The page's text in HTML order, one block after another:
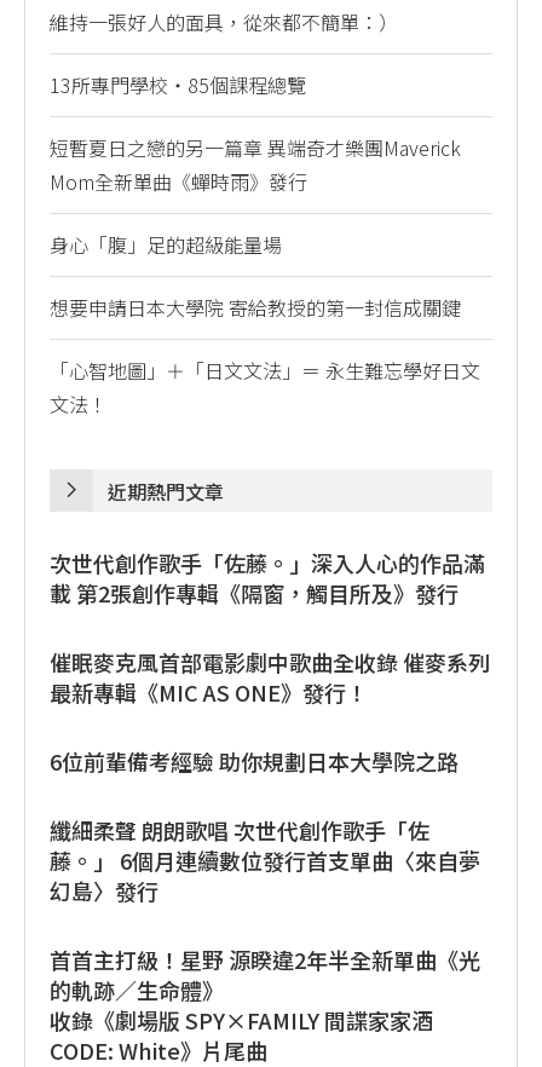
維持一張好人的面具，從來都不簡單：）
13所專門學校・85個課程總覽
短暫夏日之戀的另一篇章 異端奇才樂團Maverick
Mom全新單曲《蟬時雨》發行
身心「腹」足的超級能量場
想要申請日本大學院 寄給教授的第一封信成關鍵
「心智地圖」＋「日文文法」＝ 永生難忘學好日文
文法！
近期熱門文章
次世代創作歌手「佐藤。」深入人心的作品滿
載 第2張創作專輯《隔窗，觸目所及》發行
催眠麥克風首部電影劇中歌曲全收錄 催麥系列
最新專輯《MIC AS ONE》發行！
6位前輩備考經驗 助你規劃日本大學院之路
纖細柔聲 朗朗歌唱 次世代創作歌手「佐
藤。」 6個月連續數位發行首支單曲〈來自夢
幻島〉發行
首首主打級！星野 源睽違2年半全新單曲《光
的軌跡／生命體》
收錄《劇場版 SPY×FAMILY 間諜家家酒
CODE: White》片尾曲